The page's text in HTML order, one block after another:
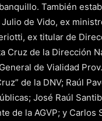
También
de Vido, ex
ex titular de
Cruz de la Dirección
de Vialidad
de la DNV; Raúl
José Raúl
de la AGVP; y